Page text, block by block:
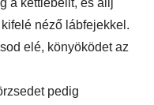
néző lábfejekkel.
elé, könyöködet az
pedig